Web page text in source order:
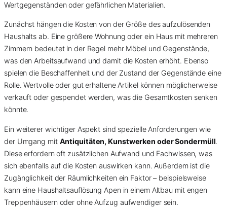
Wertgegenständen oder gefährlichen Materialien.
Zunächst hängen die Kosten von der Größe des aufzulösenden
Haushalts ab. Eine größere Wohnung oder ein Haus mit mehreren
Zimmern bedeutet in der Regel mehr Möbel und Gegenstände,
was den Arbeitsaufwand und damit die Kosten erhöht. Ebenso
spielen die Beschaffenheit und der Zustand der Gegenstände eine
Rolle. Wertvolle oder gut erhaltene Artikel können möglicherweise
verkauft oder gespendet werden, was die Gesamtkosten senken
könnte.
Ein weiterer wichtiger Aspekt sind spezielle Anforderungen wie
der Umgang mit Antiquitäten, Kunstwerken oder Sondermüll.
Diese erfordern oft zusätzlichen Aufwand und Fachwissen, was
sich ebenfalls auf die Kosten auswirken kann. Außerdem ist die
Zugänglichkeit der Räumlichkeiten ein Faktor – beispielsweise
kann eine Haushaltsauflösung Apen in einem Altbau mit engen
Treppenhäusern oder ohne Aufzug aufwendiger sein.